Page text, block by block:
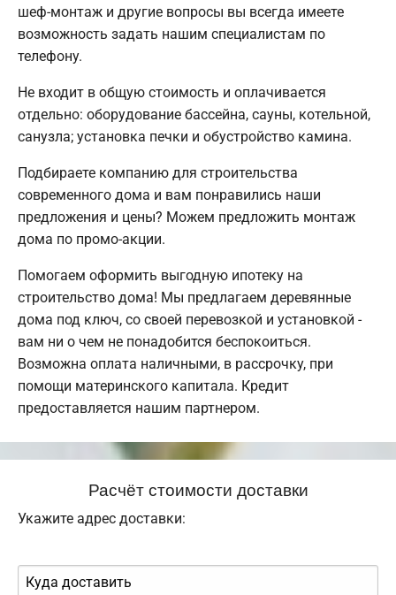
шеф-монтаж и другие вопросы вы всегда имеете
возможность задать нашим специалистам по
телефону.
Не входит в общую стоимость и оплачивается
отдельно: оборудование бассейна, сауны, котельной,
санузла; установка печки и обустройство камина.
Подбираете компанию для строительства
современного дома и вам понравились наши
предложения и цены? Можем предложить монтаж
дома по промо-акции.
Помогаем оформить выгодную ипотеку на
строительство дома! Мы предлагаем деревянные
дома под ключ, со своей перевозкой и установкой -
вам ни о чем не понадобится беспокоиться.
Возможна оплата наличными, в рассрочку, при
помощи материнского капитала. Кредит
предоставляется нашим партнером.
Расчёт стоимости доставки
Укажите адрес доставки: